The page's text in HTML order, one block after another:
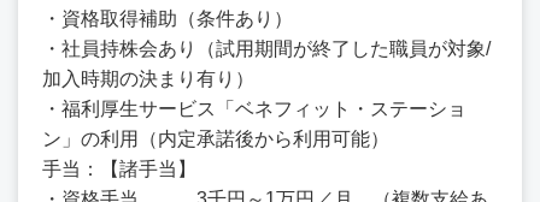
・資格取得補助（条件あり）
・社員持株会あり（試用期間が終了した職員が対象/
加入時期の決まり有り）
・福利厚生サービス「ベネフィット・ステーショ
ン」の利用（内定承諾後から利用可能）
手当：【諸手当】